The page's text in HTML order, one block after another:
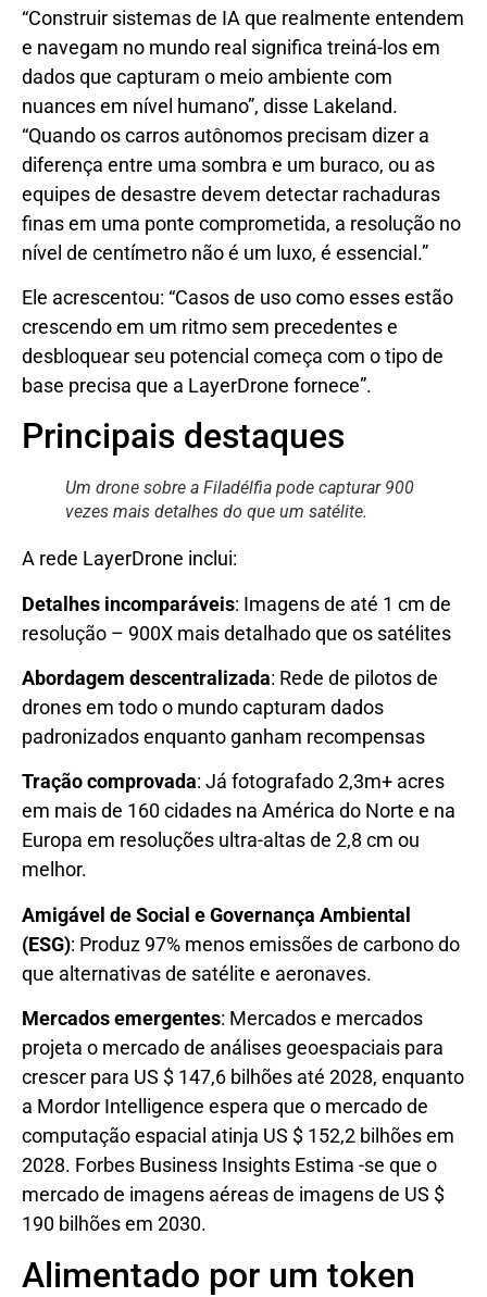
“Construir sistemas de IA que realmente entendem
e navegam no mundo real significa treiná-los em
dados que capturam o meio ambiente com
nuances em nível humano”, disse Lakeland.
“Quando os carros autônomos precisam dizer a
diferença entre uma sombra e um buraco, ou as
equipes de desastre devem detectar rachaduras
finas em uma ponte comprometida, a resolução no
nível de centímetro não é um luxo, é essencial.”
Ele acrescentou: “Casos de uso como esses estão
crescendo em um ritmo sem precedentes e
desbloquear seu potencial começa com o tipo de
base precisa que a LayerDrone fornece”.
Principais destaques
Um drone sobre a Filadélfia pode capturar 900
vezes mais detalhes do que um satélite.
A rede LayerDrone inclui:
Detalhes incomparáveis: Imagens de até 1 cm de
resolução – 900X mais detalhado que os satélites
Abordagem descentralizada: Rede de pilotos de
drones em todo o mundo capturam dados
padronizados enquanto ganham recompensas
Tração comprovada: Já fotografado 2,3m+ acres
em mais de 160 cidades na América do Norte e na
Europa em resoluções ultra-altas de 2,8 cm ou
melhor.
Amigável de Social e Governança Ambiental
(ESG): Produz 97% menos emissões de carbono do
que alternativas de satélite e aeronaves.
Mercados emergentes: Mercados e mercados
projeta o mercado de análises geoespaciais para
crescer para US $ 147,6 bilhões até 2028, enquanto
a Mordor Intelligence espera que o mercado de
computação espacial atinja US $ 152,2 bilhões em
2028. Forbes Business Insights Estima -se que o
mercado de imagens aéreas de imagens de US $
190 bilhões em 2030.
Alimentado por um token